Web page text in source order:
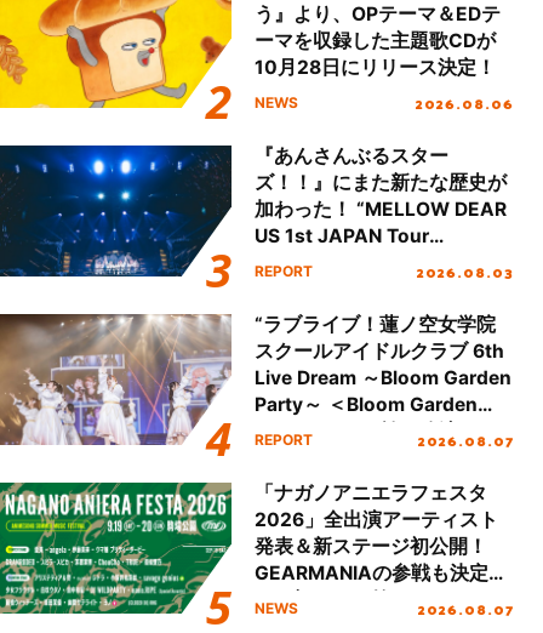
う』より、OPテーマ＆EDテ
ーマを収録した主題歌CDが
10月28日にリリース決定！
NEWS 2026.08.06
『あんさんぶるスター
ズ！！』にまた新たな歴史が
加わった！ “MELLOW DEAR
US 1st JAPAN Tour
Final「NICE to meet YOU
ート!!
REPORT 2026.08.03
“ラブライブ！蓮ノ空女学院
スクールアイドルクラブ 6th
Live Dream ～Bloom Garden
Party～ ＜Bloom Garden
Party Stage／埼玉公演＞”
REPORT 2026.08.07
「ナガノアニエラフェスタ
2026」全出演アーティスト
発表＆新ステージ初公開！
GEARMANIAの参戦も決定
し、初となる第3ステージの
NEWS 2026.08.07